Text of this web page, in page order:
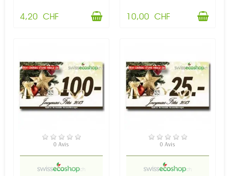
4,20 CHF 10,00 CHF
EN STOCK
0 Avis
EN STOCK
0 Avis